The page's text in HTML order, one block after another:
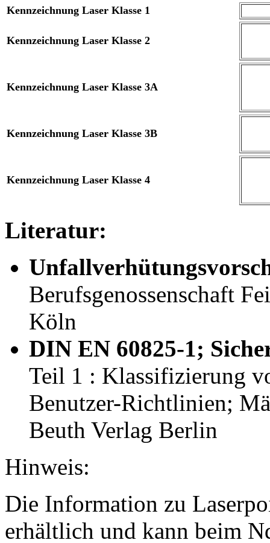
Kennzeichnung Laser Klasse 1
Kennzeichnung Laser Klasse 2
Kennzeichnung Laser Klasse 3A
Kennzeichnung Laser Klasse 3B
Kennzeichnung Laser Klasse 4
Literatur:
Berufsgenossenschaft
Köln
DIN EN 60825-1;
Teil 1 : Klassifizierung
Benutzer-Richtlinien;
Beuth Verlag Berlin
Hinweis:
Die Information zu
erhältlich und kann beim